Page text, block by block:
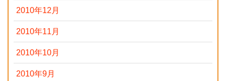
2010年12月
2010年11月
2010年10月
2010年9月